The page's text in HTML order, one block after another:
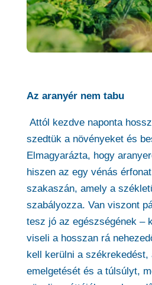
Az aranyér nem tabu
Attól kezdve naponta
szedtük a növényeket és
Elmagyarázta, hogy
hiszen az egy vénás
szakaszán, amely a
szabályozza. Van viszont
tesz jó az egészségének –
viseli a hosszan rá
kell kerülni a székrekedést,
emelgetését és a túlsúlyt,